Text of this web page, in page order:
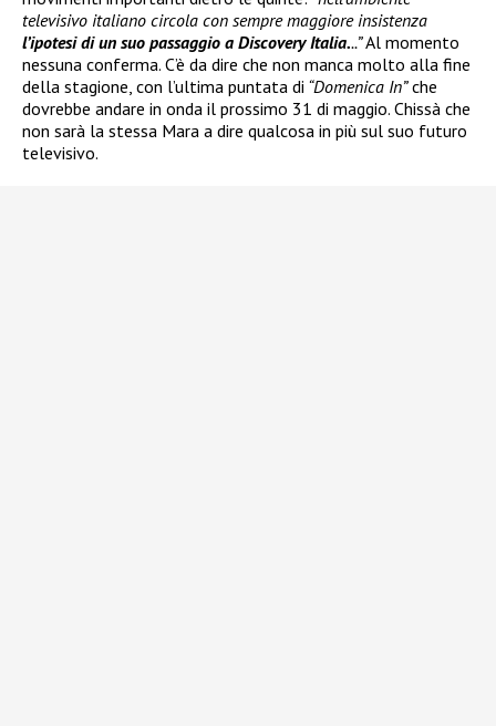
televisivo italiano circola con sempre maggiore insistenza
l’ipotesi di un suo passaggio a Discovery Italia...”Al momento
nessuna conferma. C’è da dire che non manca molto alla fine
della stagione, con l’ultima puntata di “Domenica In”che
dovrebbe andare in onda il prossimo 31 di maggio. Chissà che
non sarà la stessa Mara a dire qualcosa in più sul suo futuro
televisivo.